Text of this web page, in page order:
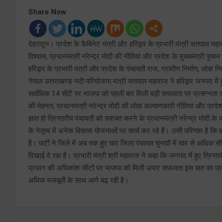
Share Now
देहरादून। प्रदेश के कैबिनेट मंत्री और हरिद्वार के प्रभारी मंत्री सतपाल
विश्वास, प्रधानमंत्री नरेन्द्र मोदी की नीतियां और प्रदेश के मुख्यमंत्री
हरिद्वार के प्रभारी मंत्री और प्रदेश के पंचायती राज, ग्रामीण निर्माण, लोक
नेपाल उत्तराखण्ड नदी परियोजना मंत्री सतपाल महाराज ने हरिद्वार
सर्वाधिक 14 सीटें पर भाजपा को पहली बार मिली बड़ी सफलता पर
की मेहनत, प्रधानमंत्री नरेन्द्र मोदी की लोक कल्याणकारी नीतियां और
ज्ञात हो त्रिस्तरीय पंचायतों को सशक्त करने के प्रधानमंत्री नरेन्द्र मोदी के
के नेतृत्व में अनेक विकास योजनाओं पर कार्य कर रहे हैं। उसी परिणाम है कि
है। पार्टी ने जिले में अब तक हुए चार जिला पंचायत चुनावों में चार से अधिक
दिखाई दे रहा है। प्रभारी मंत्री श्री महाराज ने कहा कि जनपद में हुए
प्रधान की अधिकांश सीटों पर भाजपा को मिली अपार सफलता इस बात का
अधिक मजबूती के साथ आगे बढ़ रही है।